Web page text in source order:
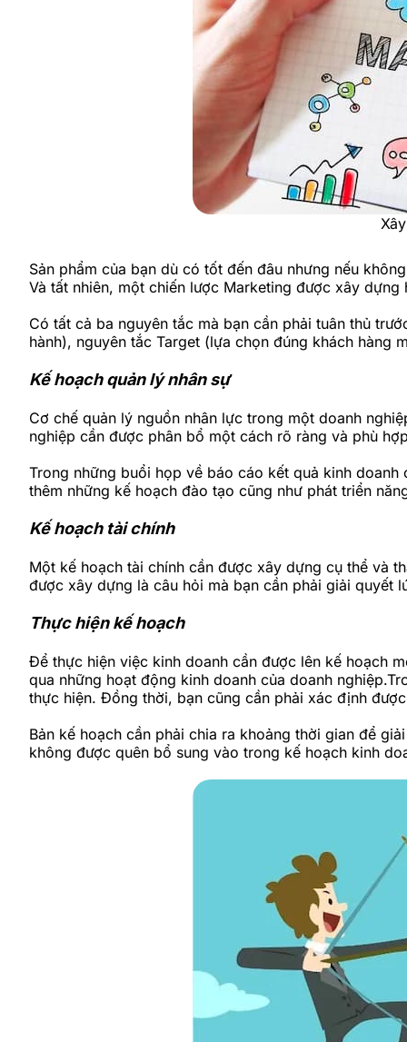
Sản phẩm của bạn dù có tốt đến đâu nhưng nếu
Và tất nhiên, một chiến lược Marketing được xây
Có tất cả ba nguyên tắc mà bạn cần phải tuân thủ
hành), nguyên tắc Target (lựa chọn đúng khách hàng
Kế hoạch quản lý nhân sự
Cơ chế quản lý nguồn nhân lực trong một doanh
nghiệp cần được phân bổ một cách rõ ràng và phù
Trong những buổi họp về báo cáo kết quả kinh
thêm những kế hoạch đào tạo cũng như phát triển
Kế hoạch tài chính
Một kế hoạch tài chính cần được xây dựng cụ thể và
được xây dựng là câu hỏi mà bạn cần phải giải quyết
Thực hiện kế hoạch
Để thực hiện việc kinh doanh cần được lên kế hoạch
qua những hoạt động kinh doanh của doanh
thực hiện. Đồng thời, bạn cũng cần phải xác định
Bản kế hoạch cần phải chia ra khoảng thời gian để
không được quên bổ sung vào trong kế hoạch kinh